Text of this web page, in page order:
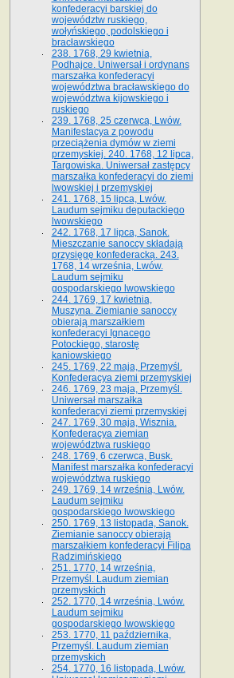
konfederacyi barskiej do
województw ruskiego,
wołyńskiego, podolskiego i
bracławskiego
238. 1768, 29 kwietnia,
Podhajce. Uniwersał i ordynans
marszałka konfederacyi
województwa bracławskiego do
wo­jewództwa kijowskiego i
ruskiego
239. 1768, 25 czerwca, Lwów.
Manifestacya z powodu
przeciążenia dymów w ziemi
przemyskiej. 240. 1768, 12 lipca,
Targowiska. Uniwersał zastępcy
marszałka konfederacyi do ziemi
lwowskiej i przemyskiej
241. 1768, 15 lipca, Lwów.
Laudum sejmiku deputackiego
lwowskiego
242. 1768, 17 lipca, Sanok.
Mieszczanie sanoccy składają
przysięgę konfederacką. 243.
1768, 14 września, Lwów.
Laudum sejmiku
gospodarskiego lwowskiego
244. 1769, 17 kwietnia,
Muszyna. Ziemianie sanoccy
obierają marszałkiem
konfederacyi Ignacego
Potockiego, starostę
kaniowskiego
245. 1769, 22 maja, Przemyśl.
Konfederacya ziemi przemyskiej
246. 1769, 23 maja, Przemyśl.
Uniwersał marszałka
konfederacyi ziemi przemyskiej
247. 1769, 30 maja, Wisznia.
Konfederacya ziemian
województwa ruskiego
248. 1769, 6 czerwca, Busk.
Manifest marszałka konfederacyi
województwa ruskiego
249. 1769, 14 września, Lwów.
Laudum sejmiku
gospodarskiego lwowskiego
250. 1769, 13 listopada, Sanok.
Ziemianie sanoccy obierają
marszałkiem konfederacyi Filipa
Radzimińskiego
251. 1770, 14 września,
Przemyśl. Laudum ziemian
przemyskich
252. 1770, 14 września, Lwów.
Laudum sejmiku
gospodarskiego lwowskiego
253. 1770, 11 października,
Przemyśl. Laudum ziemian
przemyskich
254. 1770, 16 listopada, Lwów.